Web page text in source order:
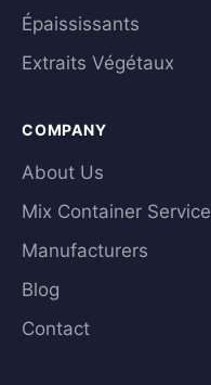
Épaississants
Extraits Végétaux
COMPANY
About Us
Mix Container Service
Manufacturers
Blog
Contact